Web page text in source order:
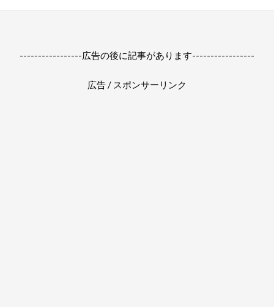
-----------------広告の後に記事があります-----------------
広告 / スポンサーリンク